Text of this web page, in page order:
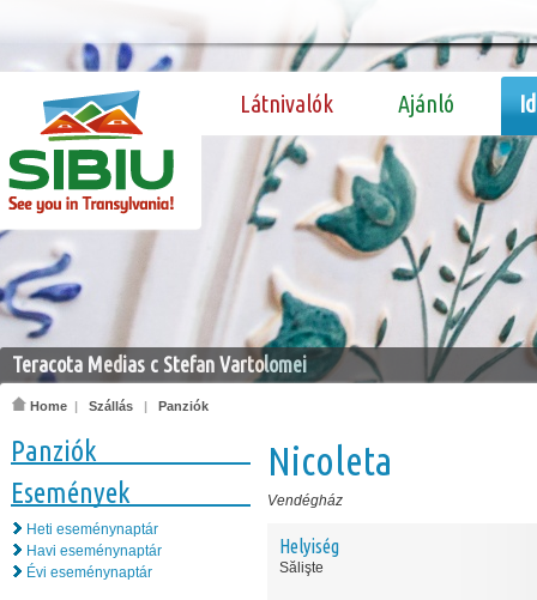
Látnivalók Ajánló
Teracota Medias c Stefan Vartolomei
Home | Szállás | Panziók
Panziók
Események
Heti eseménynaptár
Havi eseménynaptár
Évi eseménynaptár
Nicoleta
Vendégház
Helyiség
Sălişte